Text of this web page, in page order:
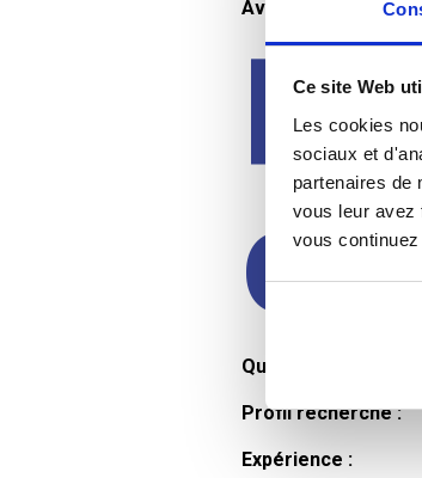
Ce site Web
Les cookies
sociaux et
partenaires de
vous leur avez
vous
Avantages :
Qualifications et
Profil recherché :
Expérience :